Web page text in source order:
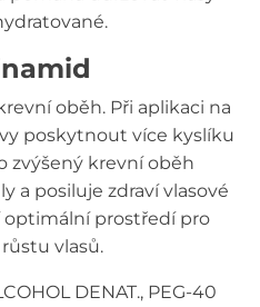
oběh. Při aplikaci na
poskytnout více kyslíku
zvýšený krevní oběh
a posiluje zdraví vlasové
optimální prostředí pro
vlasů.
DENAT., PEG-40